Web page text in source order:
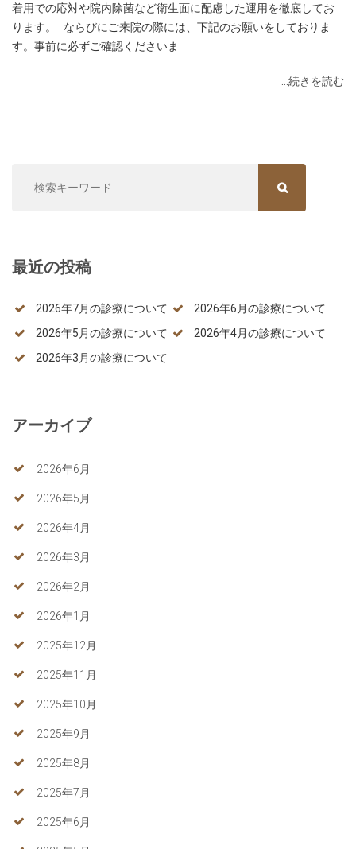
着用での応対や院内除菌など衛生面に配慮した運用を徹底してお
ります。 ならびにご来院の際には、下記のお願いをしておりま
す。事前に必ずご確認くださいま
…続きを読む
SEARCH
最近の投稿
2026年7月の診療について
2026年6月の診療について
2026年5月の診療について
2026年4月の診療について
2026年3月の診療について
アーカイブ
2026年6月
2026年5月
2026年4月
2026年3月
2026年2月
2026年1月
2025年12月
2025年11月
2025年10月
2025年9月
2025年8月
2025年7月
2025年6月